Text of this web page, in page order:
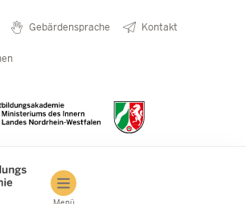
Gebärdensprache Kontakt
Main navigation